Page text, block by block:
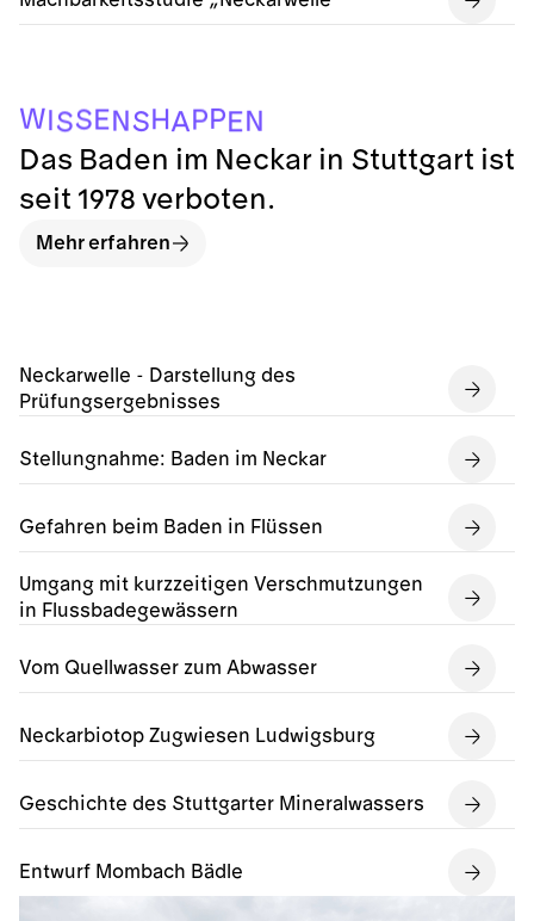
Neckarwelle - Darstellung des
Prüfungsergebnisses
Stellungnahme: Baden im Neckar
Gefahren beim Baden in Flüssen
Umgang mit kurzzeitigen Verschmutzungen
in Flussbadegewässern
Vom Quellwasser zum Abwasser
Neckarbiotop Zugwiesen Ludwigsburg
Geschichte des Stuttgarter Mineralwassers
Entwurf Mombach Bädle
WI SSENSHAPPEN
Das Baden im Neckar in Stuttgart ist
seit 1978 verboten.
Mehr erfahren